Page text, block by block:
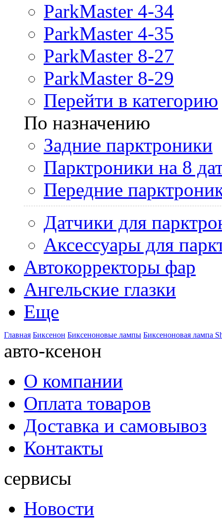
ParkMaster 4-34
ParkMaster 4-35
ParkMaster 8-27
ParkMaster 8-29
Перейти в категорию
По назначению
Задние парктроники
Парктроники на 8
Передние
Датчики для
Аксессуары для
Автокорректоры фар
Ангельские глазки
Еще
Главная Биксенон Биксеноновые лампы Биксеноновая лампа
авто-ксенон
О компании
Оплата товаров
Доставка и самовывоз
Контакты
сервисы
Новости